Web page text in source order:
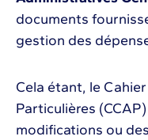
documents
gestion des
Cela étant, le
Particulières
modifications ou